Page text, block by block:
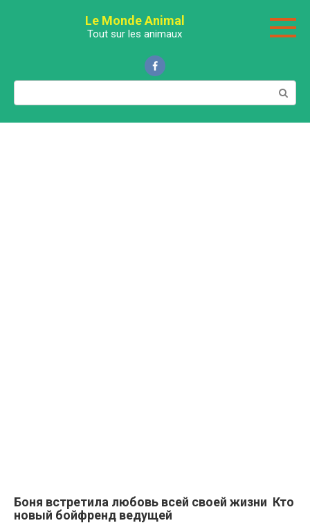
Le Monde Animal
Tout sur les animaux
Поиск:
Боня встретила любовь всей своей жизни Кто
новый бойфренд ведущей